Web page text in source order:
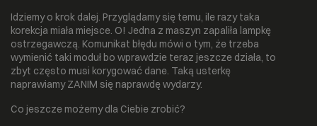
Idziemy o krok dalej. Przyglądamy się temu, ile razy taka
korekcja miała miejsce. O! Jedna z maszyn zapaliła lampkę
ostrzegawczą. Komunikat błędu mówi o tym, że trzeba
wymienić taki moduł bo wprawdzie teraz jeszcze działa, to
zbyt często musi korygować dane. Taką usterkę
naprawiamy ZANIM się naprawdę wydarzy.
Co jeszcze możemy dla Ciebie zrobić?